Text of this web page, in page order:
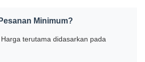
Minimum?
terutama didasarkan pada